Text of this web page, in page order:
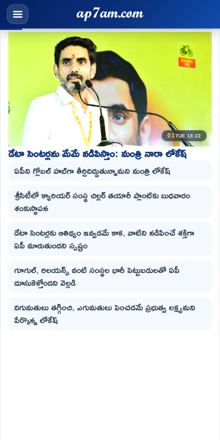
01TUE 18:22
డేటా సెంటర్లను మేమే నడిపిస్తాం: మంత్రి నారా లోకేష్
ఏపీని గ్లోబల్ హబ్‌గా తీర్చిదిద్దుతున్నామని మంత్రి లోకేష్
శ్రీసిటీలో క్యారియర్ సంస్థ చిల్లర్ తయారీ ప్లాంట్‌కు బుధవారం
శంకుస్థాపన
డేటా సెంటర్లకు ఆతిథ్యం ఇవ్వడమే కాక, వాటిని నడిపించే శక్తిగా
ఏపీ మారుతుందని స్పష్టం
గూగుల్, రిలయన్స్ వంటి సంస్థల భారీ పెట్టుబడులతో ఏపీ
దూసుకెళ్తోందని వెల్లడి
దిగుమతులు తగ్గించి, ఎగుమతులు పెంచడమే ప్రభుత్వ లక్ష్యమని
పేర్కొన్న లోకేష్